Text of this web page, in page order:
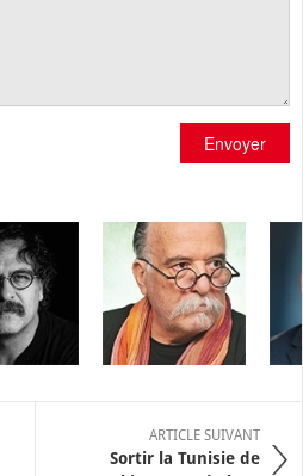
Envoyer
ARTICLE SUIVANT
Sortir la Tunisie de